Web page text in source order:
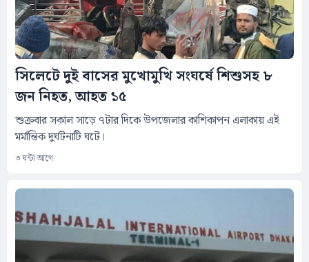
সিলেটে দুই বাসের মুখোমুখি সংঘর্ষে শিশুসহ ৮
জন নিহত, আহত ১৫
শুক্রবার সকাল সাড়ে ৭টার দিকে উপজেলার কাশিকাপন এলাকায় এই
মর্মান্তিক দুর্ঘটনাটি ঘটে।
৩ ঘন্টা আগে